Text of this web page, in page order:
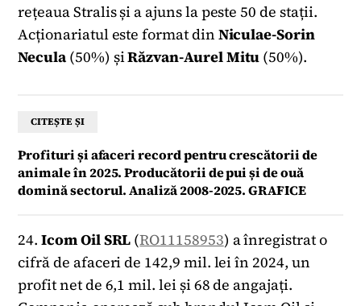
rețeaua Stralis și a ajuns la peste 50 de stații.
Acționariatul este format din Niculae-Sorin
Necula (50%) șiRăzvan-Aurel Mitu (50%).
CITEȘTE ȘI
Profituri și afaceri record pentru crescătorii de
animale în 2025. Producătorii de pui și de ouă
domină sectorul. Analiză 2008-2025. GRAFICE
24.Icom Oil SRL (RO11158953) a înregistrat o
cifră de afaceri de 142,9 mil. lei în 2024, un
profit net de 6,1 mil. lei și 68 de angajați.